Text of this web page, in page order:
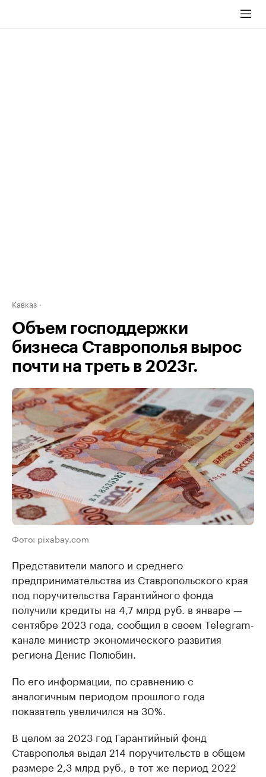
Кавказ
Объем господдержки
бизнеса Ставрополья вырос
почти на треть в 2023г.
Фото: pixabay.com
Представители малого и среднего
предпринимательства из Ставропольского края
под поручительства Гарантийного фонда
получили кредиты на 4,7 млрд руб. в январе —
сентябре 2023 года, сообщил в своем Telegram-
канале министр экономического развития
региона Денис Полюбин.
По его информации, по сравнению с
аналогичным периодом прошлого года
показатель увеличился на 30%.
В целом за 2023 год Гарантийный фонд
Ставрополья выдал 214 поручительств в общем
размере 2,3 млрд руб., в тот же период 2022